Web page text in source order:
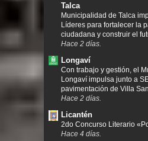
Talca
Municipalidad de Talca
Líderes para fortalecer la
ciudadana y construir el
Hace 2 días.
Longaví
Con trabajo y gestión, el
Longaví impulsa junto a
pavimentación de Villa
Hace 2 días.
Licantén
2do Concurso Literario
Hace 4 días.